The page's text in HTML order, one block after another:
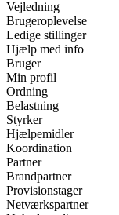
Vejledning
Brugeroplevelse
Ledige stillinger
Hjælp med info
Bruger
Min profil
Ordning
Belastning
Styrker
Hjælpemidler
Koordination
Partner
Brandpartner
Provisionstager
Netværkspartner